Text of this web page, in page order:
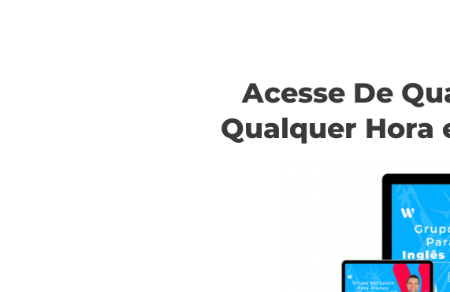
Acesse De
Qualquer Hora